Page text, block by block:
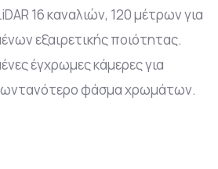
16 καναλιών, 120 μέτρων για
εξαιρετικής ποιότητας.
έγχρωμες κάμερες για
φάσμα χρωμάτων.